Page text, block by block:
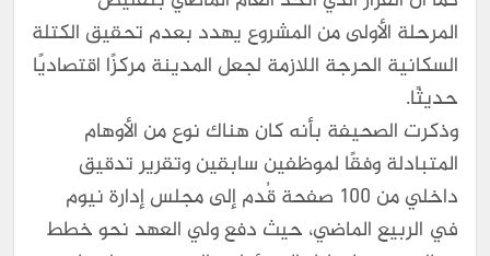
المرحلة الأولى من المشروع يهدد بعدم تحقيق الكتلة
السكانية الحرجة اللازمة لجعل المدينة مركزًا اقتصاديًا
حديثًا.
وذكرت الصحيفة بأنه كان هناك نوع من الأوهام
المتبادلة وفقًا لموظفين سابقين وتقرير تدقيق
داخلي من 100 صفحة قُدم إلى مجلس إدارة نيوم
في الربيع الماضي، حيث دفع ولي العهد نحو خطط